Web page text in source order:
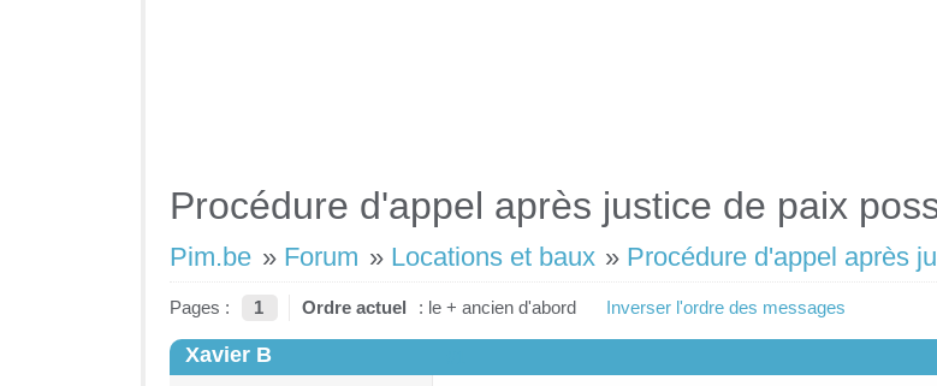
Procédure d'appel après justice de paix
Pim.be » Forum » Locations et baux » Procédure d'appel après
Pages : 1 Ordre actuel : le + ancien d'abord Inverser l'ordre des messages
Xavier B